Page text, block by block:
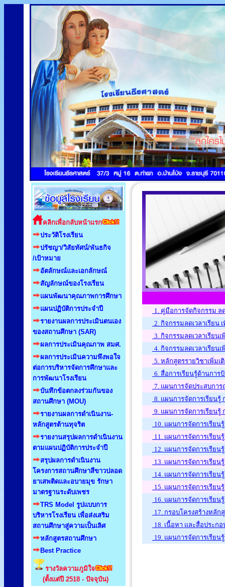
คลิกเพื่อกลับหน้าแรก
ประวัติโรงเรียน
ปรัชญา/วิสัยทัศน์/พันธกิจ
/เป้าหมาย
อัตลักษณ์และเอกลักษณ์
สัญลักษณ์ของโรงเรียน
แผนพัฒนาคุณภาพการศึกษา
แผนปฏิบัติการประจำปี
รายงานผลการประเมินตนเอง
ของสถานศึกษา (SAR)
ผลการประเมินคุณภาพ สมศ.
ผลการประเมินความพึงพอใจ
ต่อการบริหารจัดการศึกษาและ
การพัฒนาโรงเรียน
บันทึกข้อตกลงร่วมกันของ
สถานศึกษา (MOU)
รายงานผลการดำเนินงาน-
หลักสูตรต้านทุจริต
รายงานสรุปผลการดำเนินงาน
ตามแผนปฏิบัติการประจำปี
สรุปผลการดำเนินงาน
โครงการสถานศึกษาสีขาวปลอด
ยาเสพติดและอบายมุข รักษา
มาตรฐานระดับเพชร
TRS Model รูปแบบการ
บริหารโรงเรียน เพื่อส่งเสริม
สถานศึกษาสู่ความเป็นเลิศ
หลักสูตรสถานศึกษา
Best Practice
รางวัลความภูมิใจ
(ตั้งแต่ปี 2518 - ปัจจุบัน)
1. คู่มือการจัดกิจกรรม ลด
2. กิจกรรมลดเวลาเรียน
3. กิจกรรมลดเวลาเรียนเ
4. กิจกรรมลดเวลาเรียนเ
5. หลักสูตรรายวิชาเพิ่มเ
6. สื่อการเรียนรู้ด้านการ
7. แผนการจัดประสบกา
8. แผนการจัดการเรียน
9. แผนการจัดการเรียน
10. แผนการจัดการเรีย
11. แผนการจัดการเรีย
12. แผนการจัดการเรีย
13. แผนการจัดการเรีย
14. แผนการจัดการเรีย
15. แผนการจัดการเรีย
16. แผนการจัดการเรีย
17. กรอบโครงสร้างหลั
18. เนื้อหา และสื่อประก
19. แผนการจัดการเรีย